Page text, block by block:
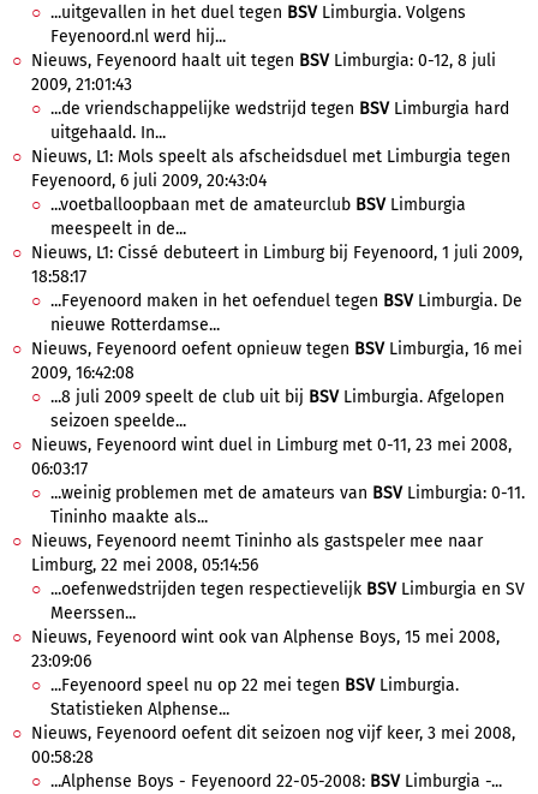
...uitgevallen in het duel tegen BSVLimburgia. Volgens
Feyenoord.nl werd hij...
Nieuws, Feyenoord haalt uit tegen BSVLimburgia: 0-12, 8 juli
2009, 21:01:43
...de vriendschappelijke wedstrijd tegen BSVLimburgia hard
uitgehaald. In...
Nieuws, L1: Mols speelt als afscheidsduel met Limburgia tegen
Feyenoord, 6 juli 2009, 20:43:04
...voetballoopbaan met de amateurclub BSVLimburgia
meespeelt in de...
Nieuws, L1: Cissé debuteert in Limburg bij Feyenoord, 1 juli 2009,
18:58:17
...Feyenoord maken in het oefenduel tegen BSVLimburgia. De
nieuwe Rotterdamse...
Nieuws, Feyenoord oefent opnieuw tegen BSVLimburgia, 16 mei
2009, 16:42:08
...8 juli 2009 speelt de club uit bij BSVLimburgia. Afgelopen
seizoen speelde...
Nieuws, Feyenoord wint duel in Limburg met 0-11, 23 mei 2008,
06:03:17
...weinig problemen met de amateurs van BSVLimburgia: 0-11.
Tininho maakte als...
Nieuws, Feyenoord neemt Tininho als gastspeler mee naar
Limburg, 22 mei 2008, 05:14:56
...oefenwedstrijden tegen respectievelijk BSVLimburgia en SV
Meerssen...
Nieuws, Feyenoord wint ook van Alphense Boys, 15 mei 2008,
23:09:06
...Feyenoord speel nu op 22 mei tegen BSVLimburgia.
Statistieken Alphense...
Nieuws, Feyenoord oefent dit seizoen nog vijf keer, 3 mei 2008,
00:58:28
...Alphense Boys - Feyenoord 22-05-2008: BSVLimburgia -...